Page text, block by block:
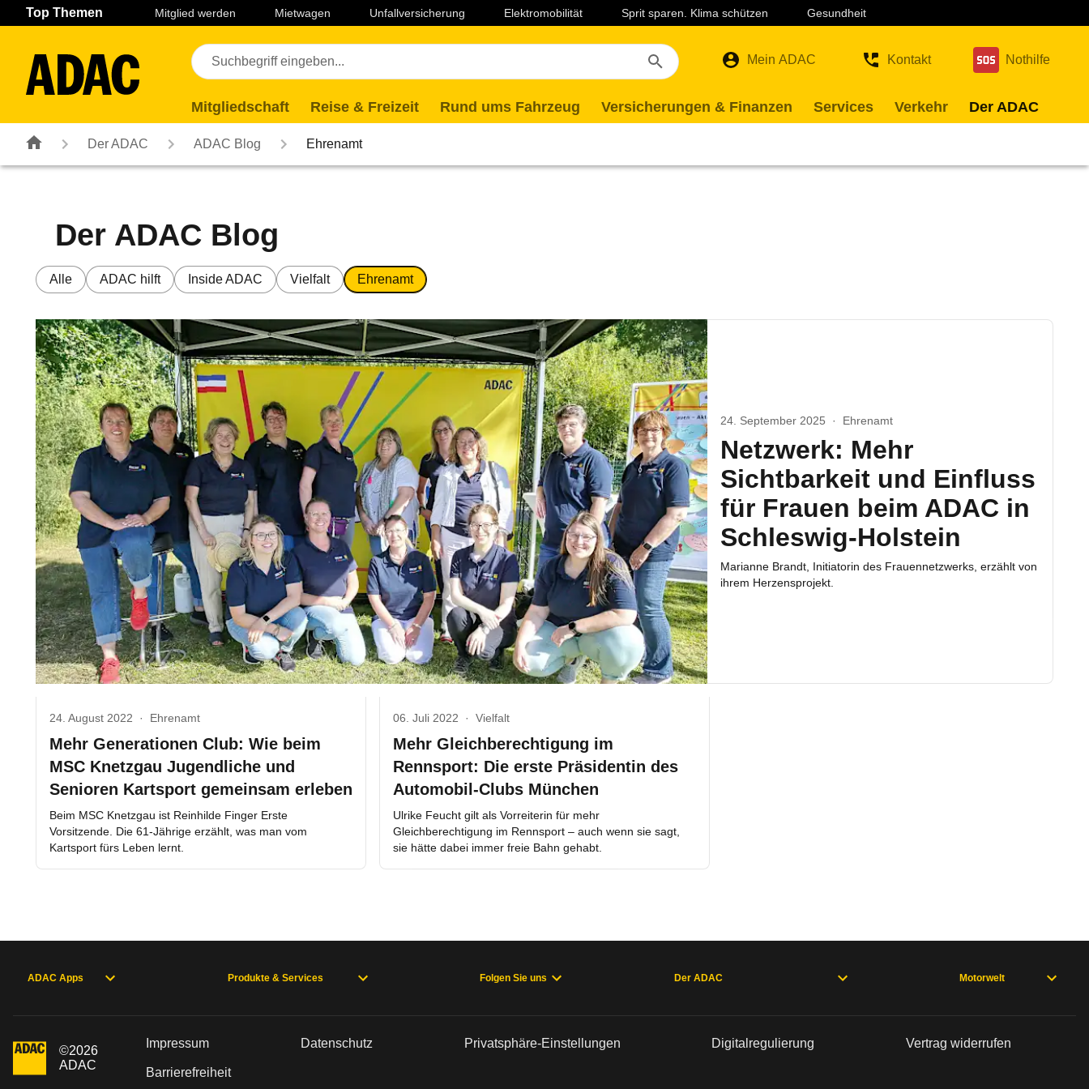
Navigation Seiteninhalt Fußzeile
Top Themen Mitglied werden Mietwagen Unfallversicherung Elektromobilität Sprit sparen. Klima schützen Gesundheit
Mein ADAC Kontakt Nothilfe
Mitgliedschaft Reise & Freizeit Rund ums Fahrzeug Versicherungen & Finanzen Services Verkehr Der ADAC
Der ADAC ADAC Blog Ehrenamt
Der ADAC Blog
Alle ADAC hilft Inside ADAC Vielfalt Ehrenamt
24. September 2025 · Ehrenamt
Netzwerk: Mehr
Sichtbarkeit und Einfluss
für Frauen beim ADAC in
Schleswig-Holstein
Marianne Brandt, Initiatorin des Frauennetzwerks, erzählt von
ihrem Herzensprojekt.
24. August 2022 · Ehrenamt
Mehr Generationen Club: Wie beim
MSC Knetzgau Jugendliche und
Senioren Kartsport gemeinsam erleben
Beim MSC Knetzgau ist Reinhilde Finger Erste
Vorsitzende. Die 61-Jährige erzählt, was man vom
Kartsport fürs Leben lernt.
06. Juli 2022 · Vielfalt
Mehr Gleichberechtigung im
Rennsport: Die erste Präsidentin des
Automobil-Clubs München
Ulrike Feucht gilt als Vorreiterin für mehr
Gleichberechtigung im Rennsport – auch wenn sie sagt,
sie hätte dabei immer freie Bahn gehabt.
ADAC Apps Produkte & Services Folgen Sie uns Der ADAC Motorwelt
©2026
ADAC
Impressum Datenschutz Privatsphäre-Einstellungen Digitalregulierung Vertrag widerrufen
Barrierefreiheit